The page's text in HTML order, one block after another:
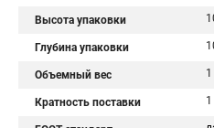
Высота упаковки
Глубина упаковки
Объемный вес 1
Кратность поставки 1